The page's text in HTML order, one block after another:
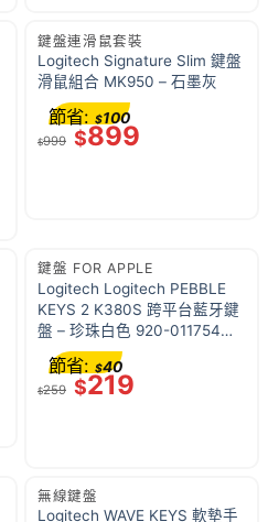
鍵盤連滑鼠套裝
Logitech Signature Slim 鍵盤
滑鼠組合 MK950 – 石墨灰
$999 $899
節省: $100
鍵盤 FOR APPLE
Logitech Logitech PEBBLE
KEYS 2 K380S 跨平台藍牙鍵
盤 – 珍珠白色 920-011754｜
最多連線到四個裝置｜10個自
定義快捷鍵｜36個月電池壽命
(英文鍵盤)
$259 $219
節省: $40
無線鍵盤
Logitech WAVE KEYS 軟墊手